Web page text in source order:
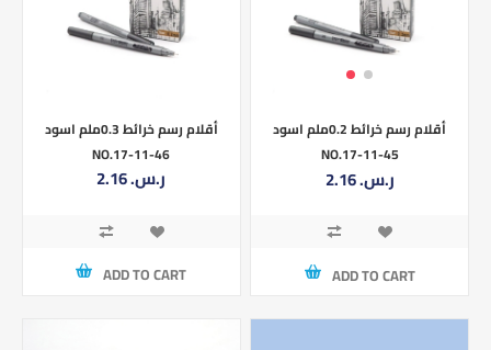
أقلام رسم خرائط 0.3ملم اسود
NO.17-11-46
2.16 ر.س.‏
ADD TO CART
أقلام رسم خرائط 0.2ملم اسود
NO.17-11-45
2.16 ر.س.‏
ADD TO CART